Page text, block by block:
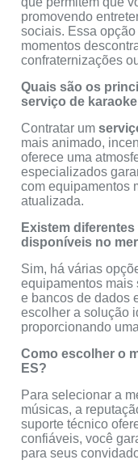
promovendo
sociais. Essa
momentos
confraternizações
Quais são os
serviço de
Contratar um
mais animado,
oferece uma
especializados
com equipamentos
atualizada.
Existem
disponíveis no
Sim, há várias
equipamentos mais
e bancos de dados
escolher a solução
proporcionando
Como escolher o
ES?
Para selecionar a
músicas, a
suporte técnico
confiáveis, você
para seus